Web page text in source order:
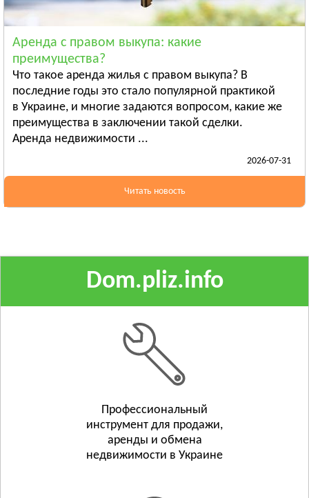
Ананьев
Арциз
Балта
ПОЛТАВСКАЯ ОБЛАСТЬ
Гадяч
Глобино
РОВЕНСКАЯ ОБЛАСТЬ
Березно
Смотреть всё
СУМСКАЯ ОБЛАСТЬ
Смотреть всё
ТЕРНОПОЛЬСКАЯ ОБЛАСТЬ
Смотреть всё
Аренда с правом выкупа: какие
преимущества?
Что такое аренда жилья с правом выкупа? В
последние годы это стало популярной практикой
в Украине, и многие задаются вопросом, какие же
преимущества в заключении такой сделки.
Аренда недвижимости ...
2026-07-31
Читать новость
Dom.pliz.info
Профессиональный
инструмент для продажи,
аренды и обмена
недвижимости в Украине